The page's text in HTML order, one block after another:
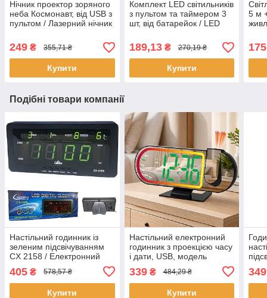
Нічник проектор зоряного
неба Космонавт, від USB з
пультом / Лазерний нічник
світильник астронавт
249 ₴ 355,71 ₴
Купити
Комплект LED світильників
з пультом та таймером 3
шт, від батарейок / LED
світильник нічник
189,13₴ 270,19 ₴
Купити
5 м
175
Подібні товари компанії
Настільний годинник із
зеленим підсвічуванням
CX 2158 / Електронний
годинник з будильником
та термометром
405 ₴ 578,57 ₴
Купити
Настільний електронний
годинник з проекцією часу
і дати, USB, модель
3827LP, зелена підсвітка /
цифровий LED будильник
339₴ 484,29 ₴
Купити